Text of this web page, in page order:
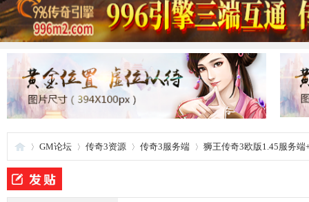
GM论坛 传奇3资源 传奇3服务端 狮王传奇3欧版1.45服务